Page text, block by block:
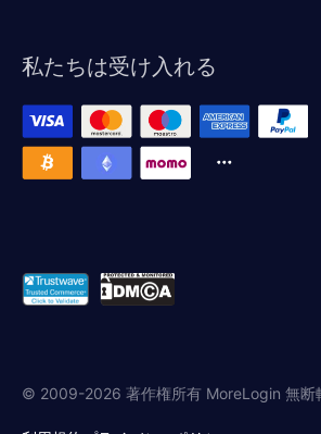
私たちは受け入れる
© 2009-2026 著作権所有 MoreLogin 無断